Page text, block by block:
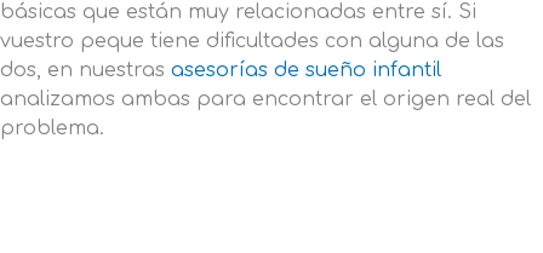
básicas que están muy relacionadas entre sí. Si
vuestro peque tiene dificultades con alguna de las
dos, en nuestras asesorías de sueño infantil
analizamos ambas para encontrar el origen real del
problema.